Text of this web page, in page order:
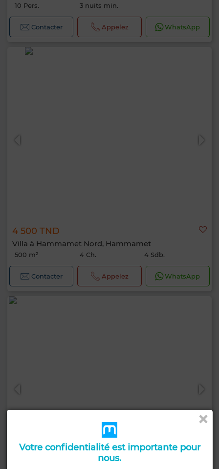
10 Pers.
3 nuits min.
Contacter Appelez WhatsApp
4 500 TND
Villa à Hammamet Nord, Hammamet
500 m² 4 Ch. 4 Sdb.
Contacter Appelez WhatsApp
Votre confidentialité est importante pour
nous.